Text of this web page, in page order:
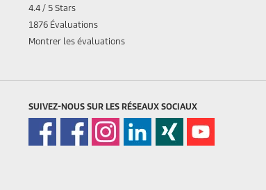
4.4 / 5 Stars
1876 Évaluations
Montrer les évaluations
SUIVEZ-NOUS SUR LES RÉSEAUX SOCIAUX